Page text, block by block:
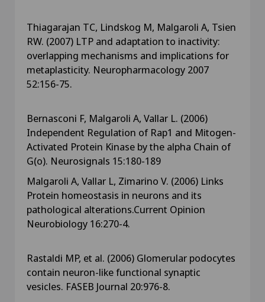
Thiagarajan TC, Lindskog M, Malgaroli A, Tsien
RW. (2007) LTP and adaptation to inactivity:
overlapping mechanisms and implications for
metaplasticity. Neuropharmacology 2007
52:156-75.
Bernasconi F, Malgaroli A, Vallar L. (2006)
Independent Regulation of Rap1 and Mitogen-
Activated Protein Kinase by the alpha Chain of
G(o). Neurosignals 15:180-189
Malgaroli A, Vallar L, Zimarino V. (2006) Links
Protein homeostasis in neurons and its
pathological alterations.Current Opinion
Neurobiology 16:270-4.
Rastaldi MP, et al. (2006) Glomerular podocytes
contain neuron-like functional synaptic
vesicles. FASEB Journal 20:976-8.